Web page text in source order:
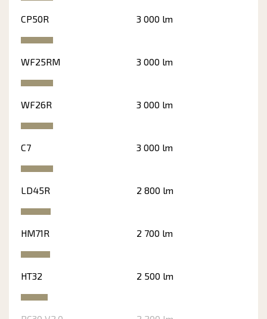
CP50R 3 000 lm
WF25RM 3 000 lm
WF26R 3 000 lm
C7 3 000 lm
LD45R 2 800 lm
HM71R 2 700 lm
HT32 2 500 lm